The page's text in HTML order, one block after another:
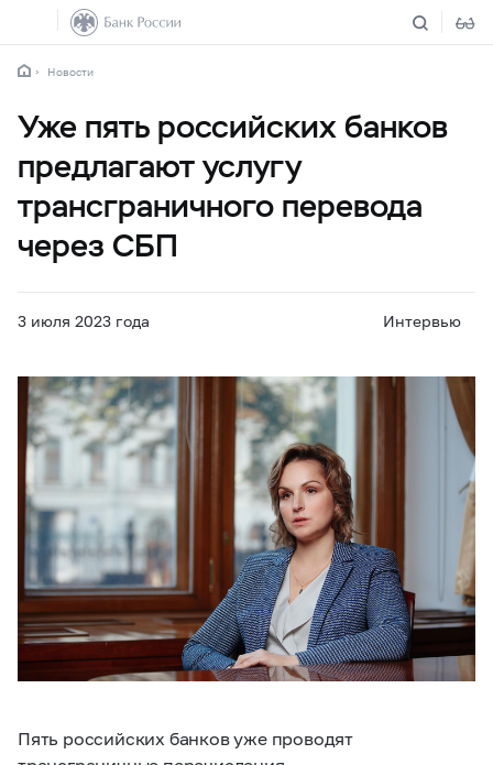
Новости
Уже пять российских банков
предлагают услугу
трансграничного перевода
через СБП
3 июля 2023 года Интервью
Пять российских банков уже проводят